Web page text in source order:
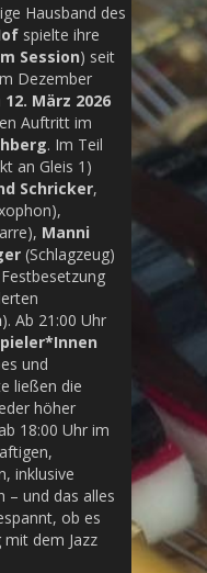
Hausband des
spielte ihre
Session) seit
Dezember
12. März 2026
Auftritt im
. Im Teil
an Gleis 1)
Schricker,
Manni
(Schlagzeug)
). Ab 21:00 Uhr
und
ließen die
höher
18:00 Uhr im
inklusive
– und das alles
ob es
dem Jazz